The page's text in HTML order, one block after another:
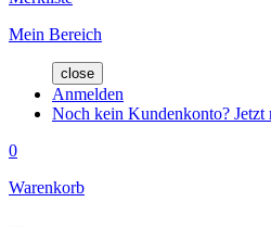
Mein Bereich
close
Anmelden
Noch kein Kundenkonto? Jetzt
0
Warenkorb